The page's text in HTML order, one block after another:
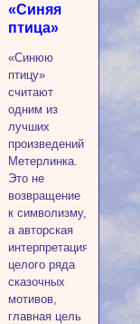
«Синяя
птица»
«Синюю
птицу»
считают
одним из
лучших
произведений
Метерлинка.
Это не
возвращение
к символизму,
а авторская
интерпретация
целого ряда
сказочных
мотивов,
главная цель